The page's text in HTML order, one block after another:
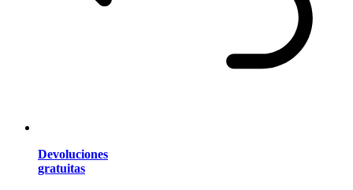
Devoluciones
gratuitas